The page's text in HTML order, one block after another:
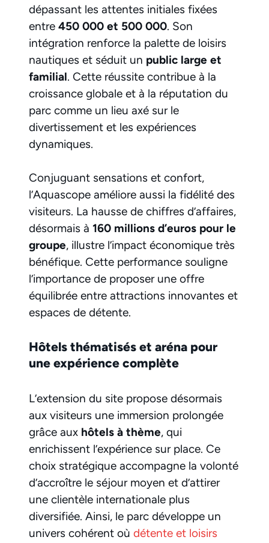
dépassant les attentes initiales fixées
entre 450 000 et 500 000. Son
intégration renforce la palette de loisirs
nautiques et séduit un public large et
familial. Cette réussite contribue à la
croissance globale et à la réputation du
parc comme un lieu axé sur le
divertissement et les expériences
dynamiques.
Conjuguant sensations et confort,
l’Aquascope améliore aussi la fidélité des
visiteurs. La hausse de chiffres d’affaires,
désormais à 160 millions d’euros pour le
groupe, illustre l’impact économique très
bénéfique. Cette performance souligne
l’importance de proposer une offre
équilibrée entre attractions innovantes et
espaces de détente.
Hôtels thématisés et aréna pour
une expérience complète
L’extension du site propose désormais
aux visiteurs une immersion prolongée
grâce aux hôtels à thème, qui
enrichissent l’expérience sur place. Ce
choix stratégique accompagne la volonté
d’accroître le séjour moyen et d’attirer
une clientèle internationale plus
diversifiée. Ainsi, le parc développe un
univers cohérent où détente et loisirs